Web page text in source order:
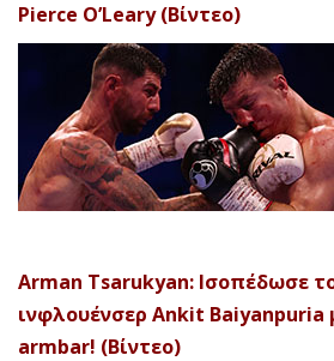
Pierce O’Leary (Βίντεο)
Arman Tsarukyan: Ισοπέδωσε
ινφλουένσερ Ankit Baiyanpuria
armbar! (Βίντεο)